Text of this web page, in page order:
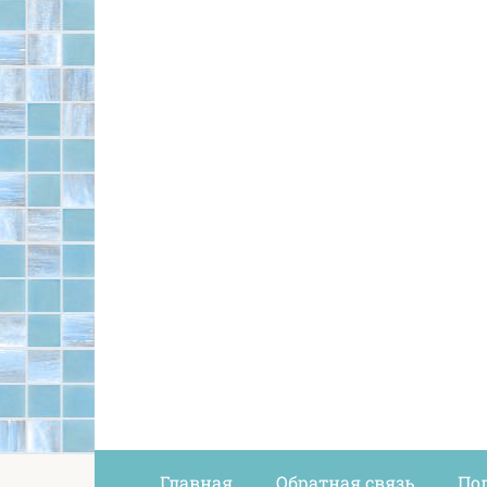
Главная Обратная связь